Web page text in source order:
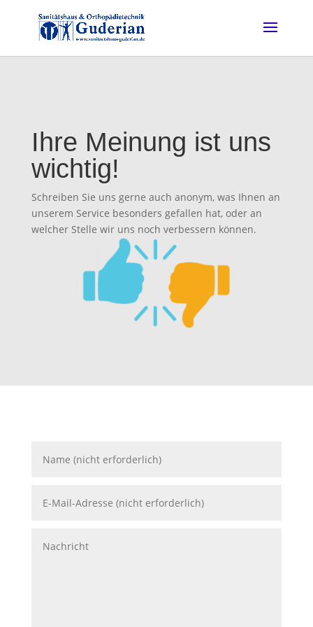
Ihre Meinung ist uns
wichtig!
Schreiben Sie uns gerne auch anonym, was Ihnen an
unserem Service besonders gefallen hat, oder an
welcher Stelle wir uns noch verbessern können.